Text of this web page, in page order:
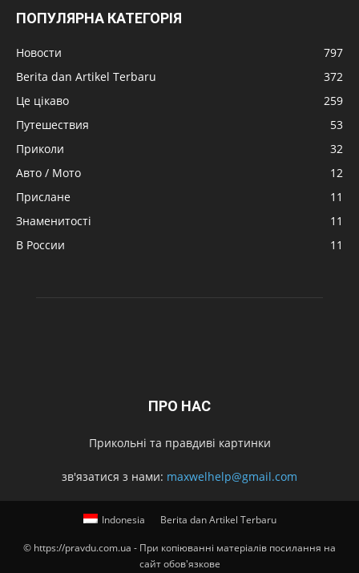
ПОПУЛЯРНА КАТЕГОРІЯ
Новости
797
Berita dan Artikel Terbaru
372
Це цікаво
259
Путешествия
53
Приколи
32
Авто / Мото
12
Прислане
11
Знаменитості
11
В России
11
ПРО НАС
Прикольні та правдиві картинки
зв'язатися з нами: maxwelhelp@gmail.com
Indonesia Berita dan Artikel Terbaru
© https://pravdu.com.ua - При копіюванні матеріалів посилання на
сайт обов'язкове